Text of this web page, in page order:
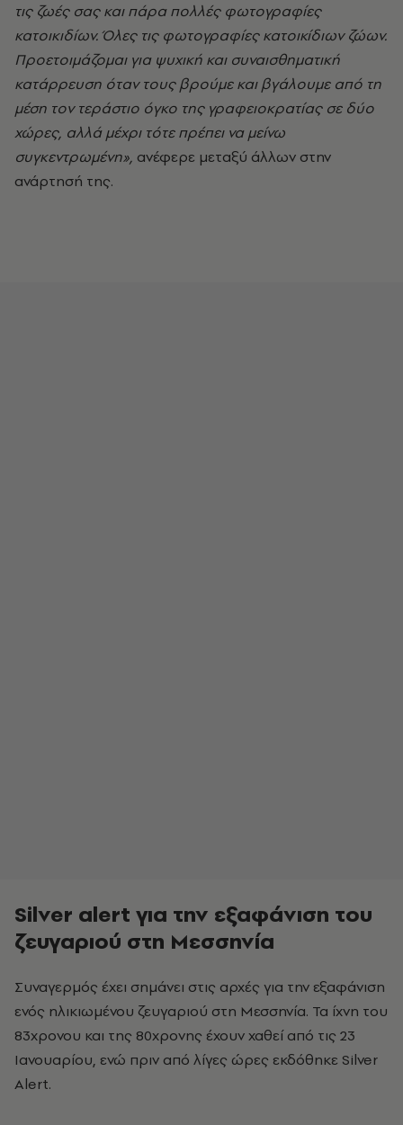
τις ζωές σας και πάρα πολλές φωτογραφίες
κατοικιδίων. Όλες τις φωτογραφίες κατοικίδιων ζώων.
Προετοιμάζομαι για ψυχική και συναισθηματική
κατάρρευση όταν τους βρούμε και βγάλουμε από τη
μέση τον τεράστιο όγκο της γραφειοκρατίας σε δύο
χώρες, αλλά μέχρι τότε πρέπει να μείνω
συγκεντρωμένη», ανέφερε μεταξύ άλλων στην
ανάρτησή της.
Silver alert για την εξαφάνιση του
ζευγαριού στη Μεσσηνία
Συναγερμός έχει σημάνει στις αρχές για την εξαφάνιση
ενός ηλικιωμένου ζευγαριού στη Μεσσηνία. Τα ίχνη του
83χρονου και της 80χρονης έχουν χαθεί από τις 23
Ιανουαρίου, ενώ πριν από λίγες ώρες εκδόθηκε Silver
Alert.